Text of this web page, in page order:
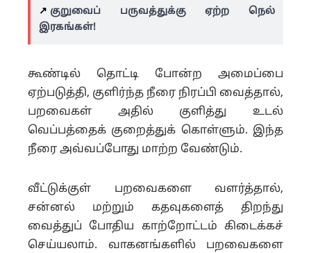
↗️ குறுவைப் பருவத்துக்கு ஏற்ற நெல்
இரகங்கள்!
கூண்டில் தொட்டி போன்ற அமைப்பை
ஏற்படுத்தி, குளிர்ந்த நீரை நிரப்பி வைத்தால்,
பறவைகள் அதில் குளித்து உடல்
வெப்பத்தைக் குறைத்துக் கொள்ளும். இந்த
நீரை அவ்வப்போது மாற்ற வேண்டும்.
வீட்டுக்குள் பறவைகளை வளர்த்தால்,
சன்னல் மற்றும் கதவுகளைத் திறந்து
வைத்துப் போதிய காற்றோட்டம் கிடைக்கச்
செய்யலாம். வாகனங்களில் பறவைகளை